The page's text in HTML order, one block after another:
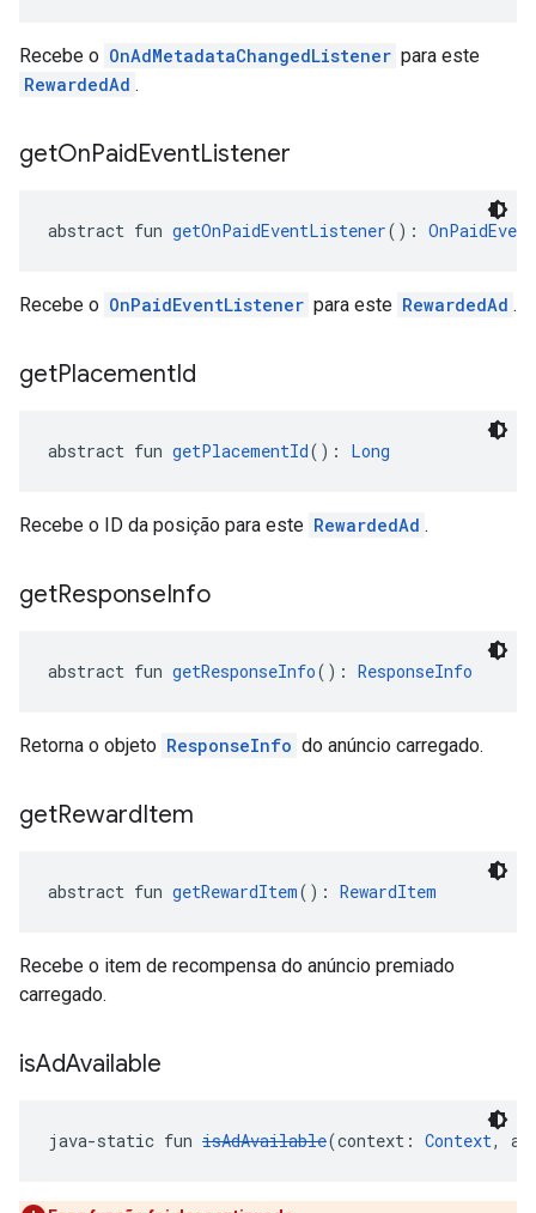
Recebe o OnAdMetadataChangedListener para este
RewardedAd .
getOnPaidEventListener
abstract fun getOnPaidEventListener():
Recebe o OnPaidEventListener para este RewardedAd .
getPlacementId
abstract fun getPlacementId(): Long
Recebe o ID da posição para este RewardedAd .
getResponseInfo
abstract fun getResponseInfo(): ResponseInfo
Retorna o objeto ResponseInfo do anúncio carregado.
getRewardItem
abstract fun getRewardItem(): RewardItem
Recebe o item de recompensa do anúncio premiado
carregado.
isAdAvailable
java-static fun isAdAvailable(context: Context,